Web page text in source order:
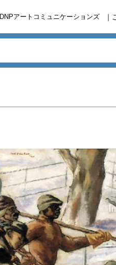
DNPアートコミュニケーションズ ｜